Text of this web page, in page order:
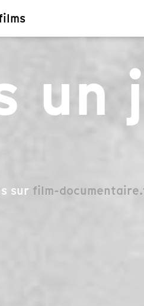
un
sur film-